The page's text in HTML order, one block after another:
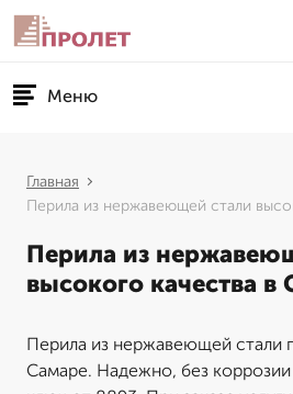
Меню
Главная
Перила из нержавеющей стали
Перила из
высокого качества в
Перила из нержавеющей стали
Самаре. Надежно, без